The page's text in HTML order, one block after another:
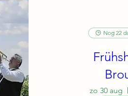
Nog 22
zo 30 aug